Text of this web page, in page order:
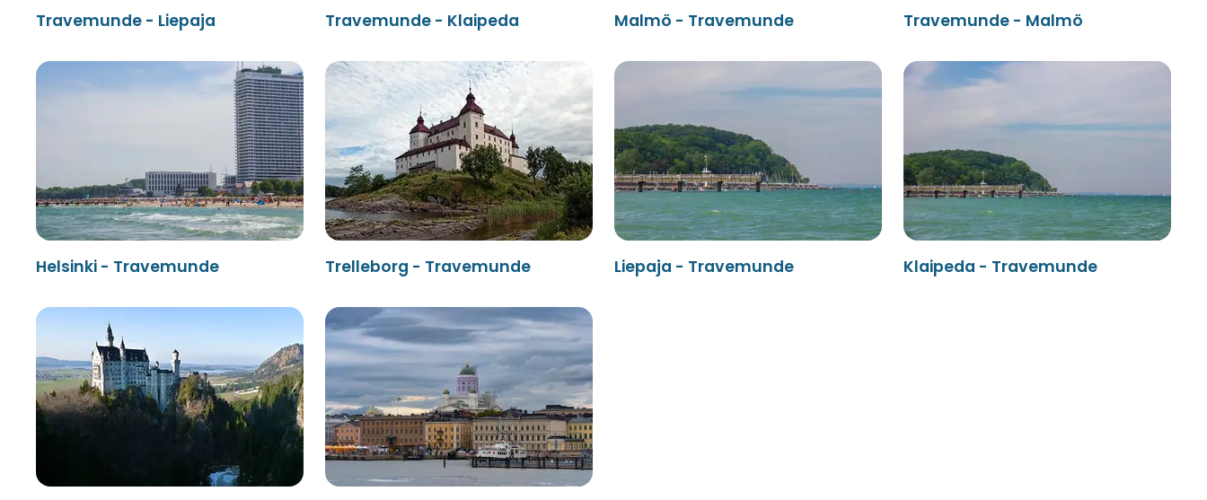
Travemunde - Liepaja Travemunde - Klaipeda Malmö - Travemunde Travemunde - Malmö
Helsinki - Travemunde Trelleborg - Travemunde Liepaja - Travemunde Klaipeda - Travemunde